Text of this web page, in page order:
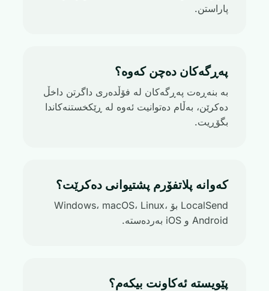
پاراستن.
پەڕگەکان دەچن کەوە؟
بە بنەڕەت پەڕگەکان لە فۆڵدەری داگرتن داخڵ
دەکرێن، بەڵام دەتوانیت ئەوە لە ڕێکخستنەکاندا
بگۆڕیت.
کەوانە پلاتفۆرم پشتیوانی دەکرێت؟
LocalSend بۆ Windows، macOS، Linux،
Android و iOS بەردەستە.
پێویستە ئەکاونت بیکەم؟